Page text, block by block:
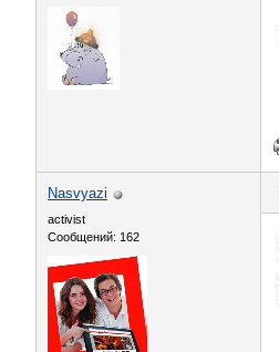
Nasvyazi
activist
Сообщений: 162